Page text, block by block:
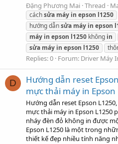
Đặng Phương Mai Thread
cáchsửa máy in epson l1250
hướng dẫnsửa máy in epson
máy in epson l1250 không in
sửa máy in epson l1250
Replies: 0 Forum: Driver Máy
D
Hướng dẫn reset
mực thải máy in Epson
Hướng dẫn reset Epson
mực thải máy in Epson L1250
nháy đèn đỏ không in được
Epson L1250 là một trong
thiết kế đẹp nhiều tính năng